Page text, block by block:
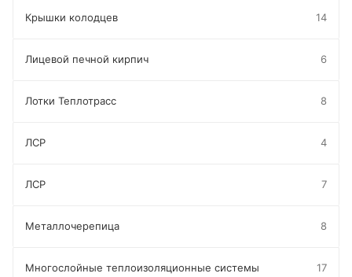
Крышки колодцев 14
Лицевой печной кирпич 6
Лотки Теплотрасс 8
ЛСР 4
ЛСР 7
Металлочерепица 8
Многослойные теплоизоляционные системы 17